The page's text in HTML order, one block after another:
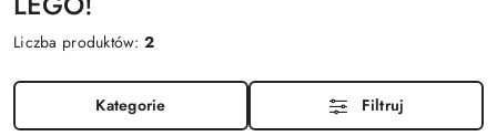
Liczba produktów:2
Kategorie Filtruj